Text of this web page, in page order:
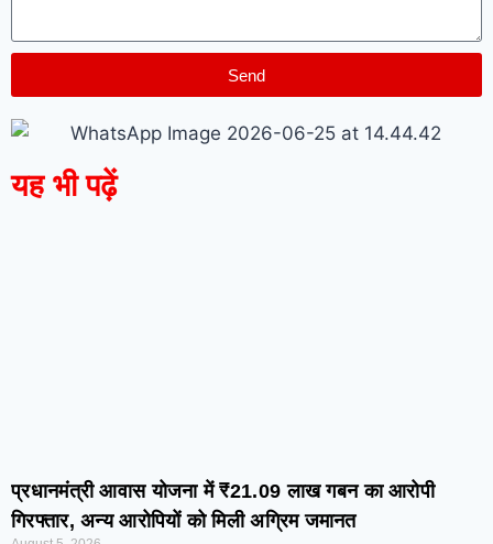
Send
यह भी पढ़ें
प्रधानमंत्री आवास योजना में ₹21.09 लाख गबन का आरोपी
गिरफ्तार, अन्य आरोपियों को मिली अग्रिम जमानत